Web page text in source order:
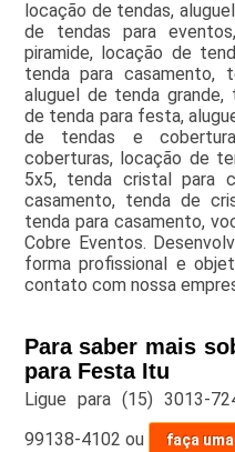
locação de tendas,
de tendas para
piramide, locação de
tenda para casamento,
aluguel de tenda
de tenda para festa,
de tendas e
coberturas, locação de
5x5, tenda cristal para
casamento, tenda de
tenda para casamento,
Cobre Eventos.
forma profissional e
contato com nossa
Para saber mais
para Festa Itu
Ligue para(15) 3013-
99138-4102 ou faça